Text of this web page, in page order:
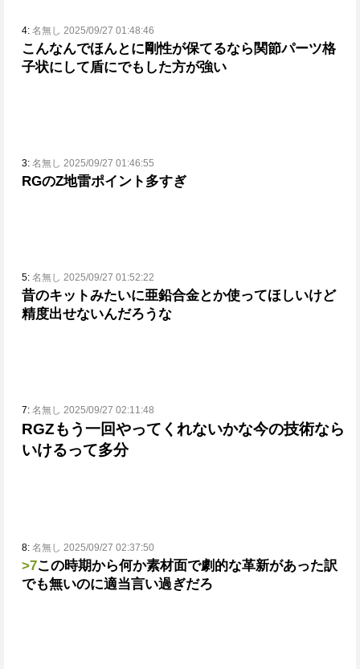
4: 名無し 2025/09/27 01:48:46
こんなんでほんとに剛性が保てるなら関節パーツ格
子状にして盾にでもした方が強い
3: 名無し 2025/09/27 01:46:55
RGのZ地雷ポイント多すぎ
5: 名無し 2025/09/27 01:52:22
昔のキットみたいに亜鉛合金とか使ってほしいけど
精度出せないんだろうな
7: 名無し 2025/09/27 02:11:48
RGZもう一回やってくれないかな今の技術なら
いけるって多分
8: 名無し 2025/09/27 02:37:50
>7この時期から何か素材面で劇的な革新があった訳
でも無いのに適当言い過ぎだろ